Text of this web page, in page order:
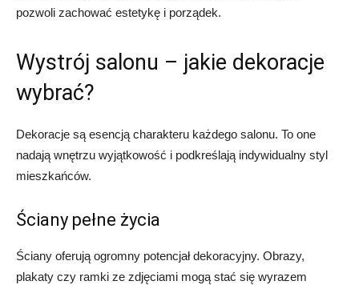
pozwoli zachować estetykę i porządek.
Wystrój salonu – jakie dekoracje
wybrać?
Dekoracje są esencją charakteru każdego salonu. To one
nadają wnętrzu wyjątkowość i podkreślają indywidualny styl
mieszkańców.
Ściany pełne życia
Ściany oferują ogromny potencjał dekoracyjny. Obrazy,
plakaty czy ramki ze zdjęciami mogą stać się wyrazem